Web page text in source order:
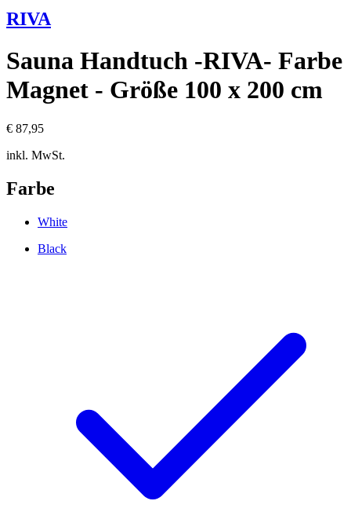
RIVA
Sauna Handtuch -RIVA- Farbe
Magnet - Größe 100 x 200 cm
€ 87,95
inkl. MwSt.
Farbe
White
Black